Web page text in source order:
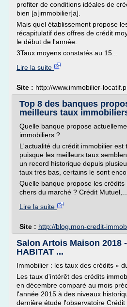
profiter de conditions idéales de
bien [a[immobilier]a].
Mais quel établissement propose
récapitulatif des offres de crédit
le début de l'année.
3Taux moyens constatés au 15...
Lire la suite
Site : http://www.immobilier-
Top 8 des banques
meilleurs taux
Quelle banque propose
immobiliers ?
L'actualité du crédit immobilier est
puisque les meilleurs taux
un record historique depuis
taux très bas, certains le sont
Quelle banque propose les
chers du marché ? Crédit Mutuel,...
Lire la suite
Site : http://blog.mon-credit-
Salon Artois Maison 2018
HABITAT ...
Immobilier : les taux des crédits «
Les taux d'intérêt des crédits
en décembre comparé au mois
l'année 2015 à des niveaux
dernière étude l'observatoire